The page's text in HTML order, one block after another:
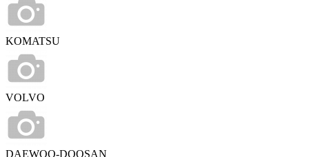
KOMATSU
VOLVO
DAEWOO-DOOSAN